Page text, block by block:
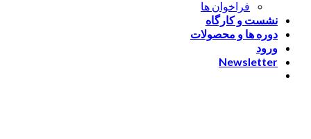
فراخوان ها
نشست و کارگاه
دوره ها و محصولات
ورود
Newsletter